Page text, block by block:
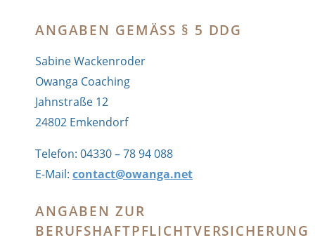
ANGABEN GEMÄSS § 5 DDG
Sabine Wackenroder
Owanga Coaching
Jahnstraße 12
24802 Emkendorf
Telefon: 04330 – 78 94 088
E-Mail: contact@owanga.net
ANGABEN ZUR
BERUFSHAFTPFLICHTVERSICHERUNG